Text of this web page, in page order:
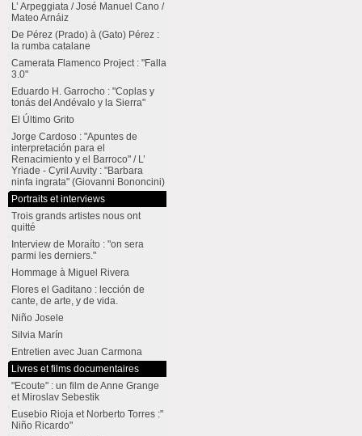
L’ Arpeggiata / José Manuel Cano /
Mateo Arnáiz
De Pérez (Prado) à (Gato) Pérez :
la rumba catalane
Camerata Flamenco Project : "Falla
3.0"
Eduardo H. Garrocho : "Coplas y
tonás del Andévalo y la Sierra"
El Último Grito
Jorge Cardoso : "Apuntes de
interpretación para el
Renacimiento y el Barroco" / L’
Yriade - Cyril Auvity : "Barbara
ninfa ingrata" (Giovanni Bononcini)
Portraits et interviews
Trois grands artistes nous ont
quitté
Interview de Moraíto : "on sera
parmi les derniers."
Hommage à Miguel Rivera
Flores el Gaditano : lección de
cante, de arte, y de vida.
Niño Josele
Silvia Marín
Entretien avec Juan Carmona
Livres et films documentaires
"Ecoute" : un film de Anne Grange
et Miroslav Sebestik
Eusebio Rioja et Norberto Torres :"
Niño Ricardo"